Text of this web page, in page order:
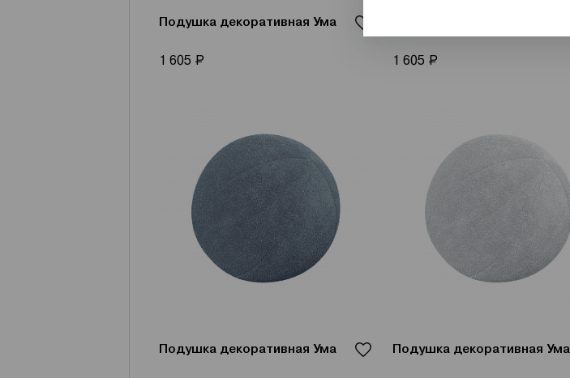
Подушка декоративная Ума
1 605 Р 1 605 Р
Подушка декоративная Ума Подушка декоративная Ума